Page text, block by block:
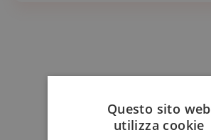
Questo sito web
utilizza cookie